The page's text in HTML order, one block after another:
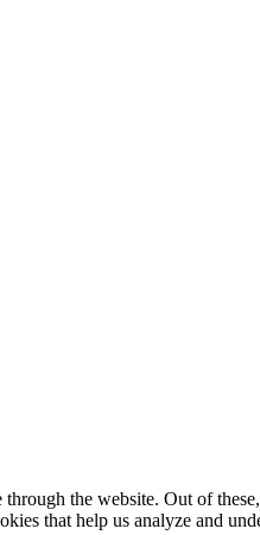
the website. Out of
that help us analyze and